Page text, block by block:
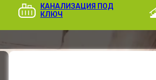
КАНАЛИЗАЦИЯ ПОД
КЛЮЧ